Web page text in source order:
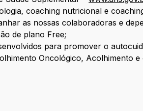
coaching nutricional e
as nossas colaboradoras e
de plano Free;
para promover o
Oncológico, Acolhimento